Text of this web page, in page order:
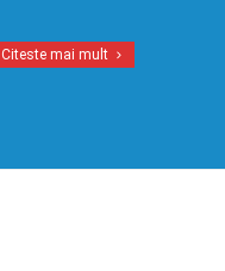
Citeste mai mult